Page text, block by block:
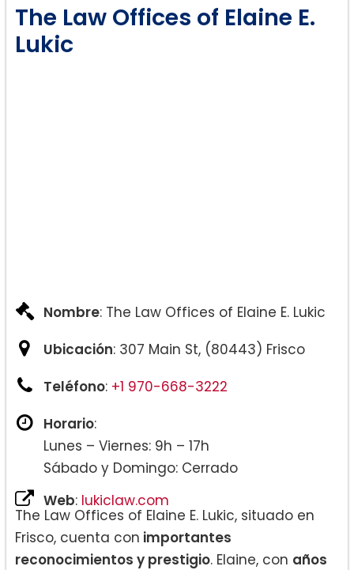
The Law Offices of Elaine E.
Lukic
Nombre: The Law Offices of Elaine E. Lukic
Ubicación: 307 Main St, (80443) Frisco
Teléfono: +1 970-668-3222
Horario:
Lunes – Viernes: 9h – 17h
Sábado y Domingo: Cerrado
Web: lukiclaw.com
The Law Offices of Elaine E. Lukic, situado en
Frisco, cuenta con importantes
reconocimientos y prestigio. Elaine, con años